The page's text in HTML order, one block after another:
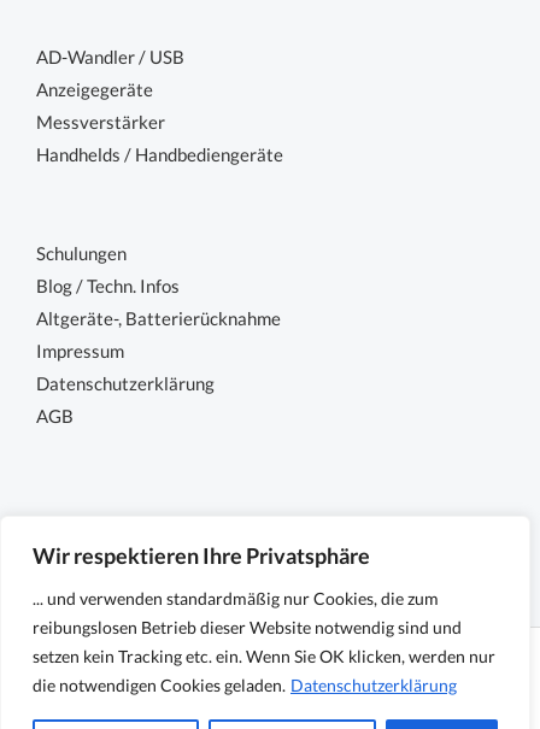
Wir respektieren Ihre Privatsphäre
... und verwenden standardmäßig nur Cookies, die zum
reibungslosen Betrieb dieser Website notwendig sind und
setzen kein Tracking etc. ein. Wenn Sie OK klicken, werden nur
die notwendigen Cookies geladen. Datenschutzerklärung
AD-Wandler / USB
Anzeigegeräte
Messverstärker
Handhelds / Handbediengeräte
Schulungen
Blog / Techn. Infos
Altgeräte-, Batterierücknahme
Impressum
Datenschutzerklärung
AGB
Copyright © 2026 Sensocon GmbH - Sensoren und
Messtechnik